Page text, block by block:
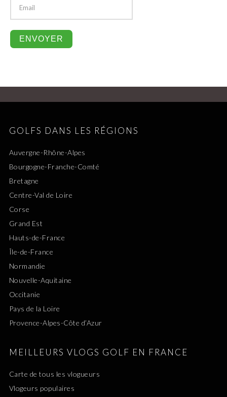
GOLFS DANS LES RÉGIONS
Auvergne-Rhône-Alpes
Bourgogne-Franche-Comté
Bretagne
Centre-Val de Loire
Corse
Grand Est
Hauts-de-France
Île-de-France
Normandie
Nouvelle-Aquitaine
Occitanie
Pays de la Loire
Provence-Alpes-Côte d’Azur
MEILLEURS VLOGS GOLF EN FRANCE
Carte de tous les vlogueurs
Vlogeurs populaires